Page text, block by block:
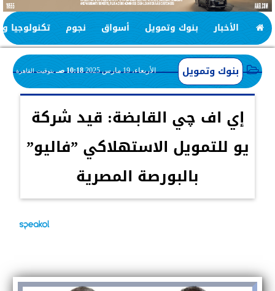
الأخبار بنوك وتمويل أسواق نجوم تكنولوجيا
بنوك وتمويل الأربعاء، 19 مارس 2025 10:18 صـ بتوقيت القاهرة
إي اف چي القابضة: قيد شركة
يو للتمويل الاستهلاكي ”فاليو”
بالبورصة المصرية